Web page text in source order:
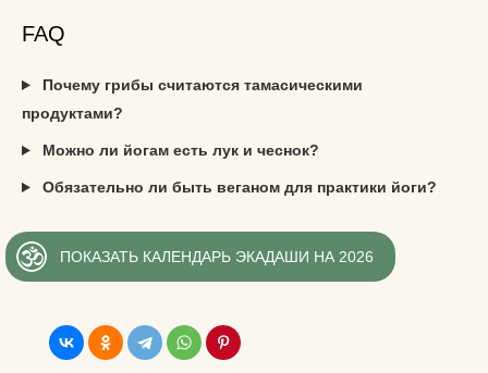
FAQ
Почему грибы считаются тамасическими
продуктами?
Можно ли йогам есть лук и чеснок?
Обязательно ли быть веганом для практики йоги?
ПОКАЗАТЬ КАЛЕНДАРЬ ЭКАДАШИ НА 2026